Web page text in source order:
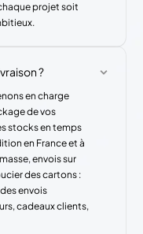
projet soit
?
en charge
de vos
stocks en temps
en France et à
envois sur
des cartons :
envois
cadeaux clients,